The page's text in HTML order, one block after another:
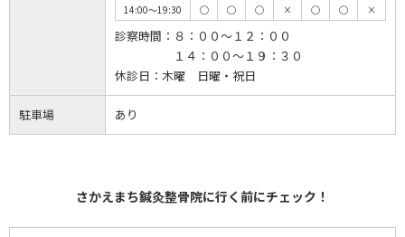
14:00～19:30
◯ ◯ ◯ × ◯ ◯ ×
診察時間： ８：００～１２：００
１４：００～１９：３０
休診日： 木曜 日曜・祝日
駐車場 あり
さかえまち鍼灸整骨院に行く前にチェック！